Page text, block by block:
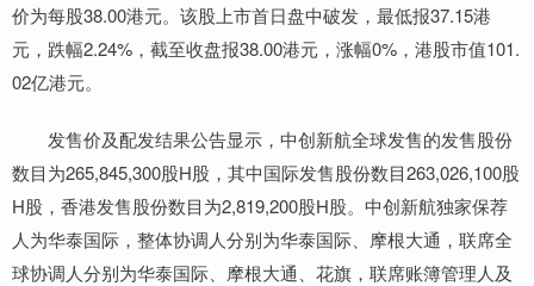
价为每股38.00港元。该股上市首日盘中破发，最低报37.15港
元，跌幅2.24%，截至收盘报38.00港元，涨幅0%，港股市值101.
02亿港元。
发售价及配发结果公告显示，中创新航全球发售的发售股份
数目为265,845,300股H股，其中国际发售股份数目263,026,100股
H股，香港发售股份数目为2,819,200股H股。中创新航独家保荐
人为华泰国际，整体协调人分别为华泰国际、摩根大通，联席全
球协调人分别为华泰国际、摩根大通、花旗，联席账簿管理人及